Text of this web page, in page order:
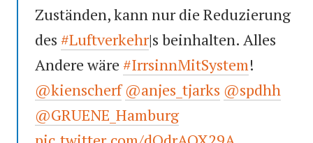
Zuständen, kann nur die Reduzierung
des #Luftverkehr|s beinhalten. Alles
Andere wäre #IrrsinnMitSystem!
@kienscherf @anjes_tjarks @spdhh
@GRUENE_Hamburg